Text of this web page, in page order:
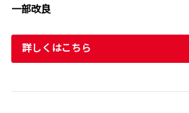
一部改良
詳しくはこちら